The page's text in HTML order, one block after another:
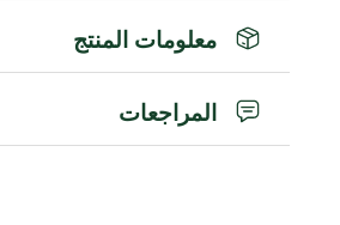
معلومات المنتج
المراجعات